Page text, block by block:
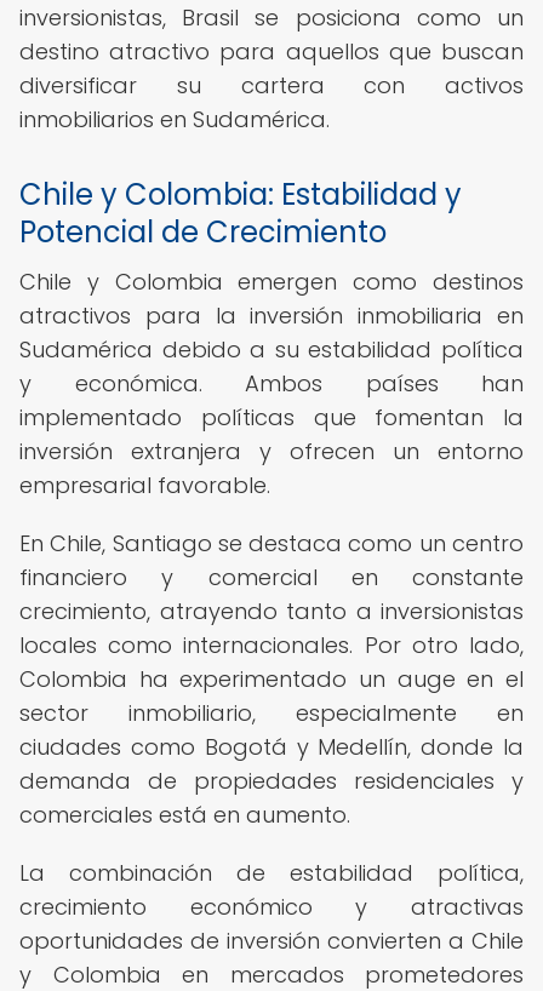
inversionistas, Brasil se posiciona como un
destino atractivo para aquellos que buscan
diversificar su cartera con activos
inmobiliarios en Sudamérica.
Chile y Colombia: Estabilidad y
Potencial de Crecimiento
Chile y Colombia emergen como destinos
atractivos para la inversión inmobiliaria en
Sudamérica debido a su estabilidad política
y económica. Ambos países han
implementado políticas que fomentan la
inversión extranjera y ofrecen un entorno
empresarial favorable.
En Chile, Santiago se destaca como un centro
financiero y comercial en constante
crecimiento, atrayendo tanto a inversionistas
locales como internacionales. Por otro lado,
Colombia ha experimentado un auge en el
sector inmobiliario, especialmente en
ciudades como Bogotá y Medellín, donde la
demanda de propiedades residenciales y
comerciales está en aumento.
La combinación de estabilidad política,
crecimiento económico y atractivas
oportunidades de inversión convierten a Chile
y Colombia en mercados prometedores